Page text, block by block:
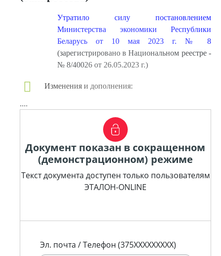
Утратило силу постановлением
Министерства экономики Республики
Беларусь от 10 мая 2023 г. № 8
(зарегистрировано в Национальном реестре -
№ 8/40026 от 26.05.2023 г.)
Изменения и дополнения:
....
Документ показан в сокращенном
(демонстрационном) режиме
Текст документа доступен только пользователям
ЭТАЛОН-ONLINE
Эл. почта / Телефон (375XXXXXXXXX)